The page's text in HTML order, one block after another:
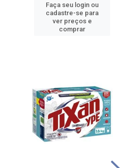
Faça seu login ou
cadastre-se para
ver preços e
comprar